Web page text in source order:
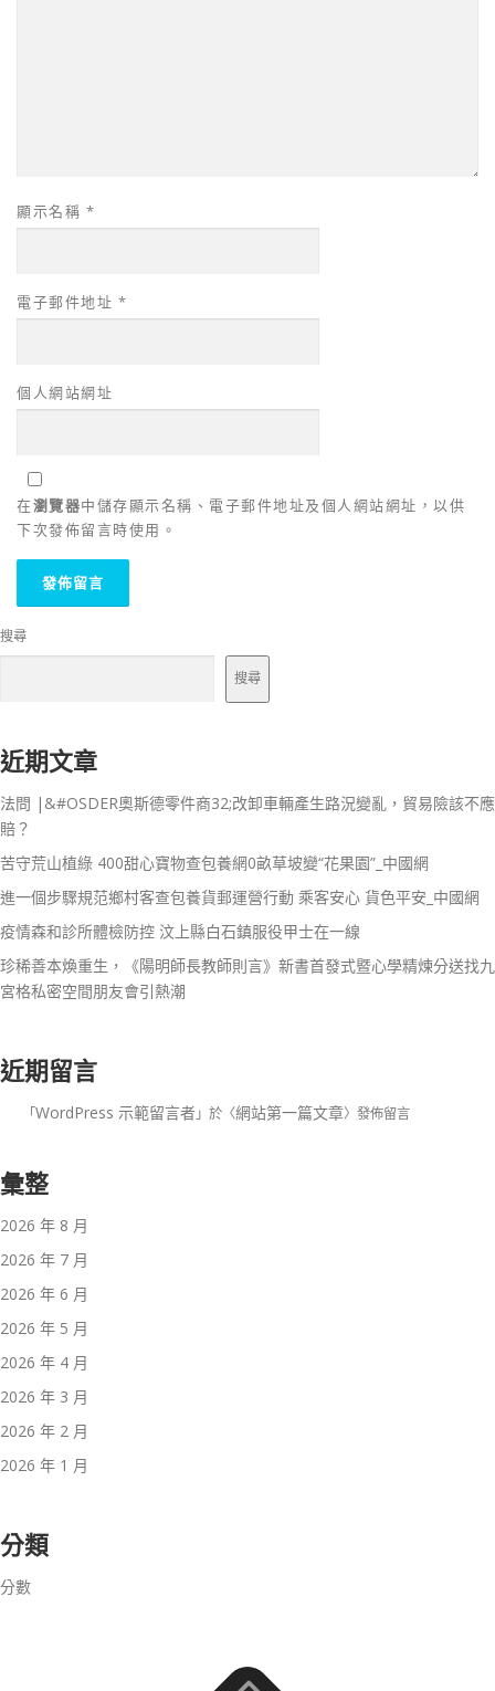
顯示名稱 *
電子郵件地址 *
個人網站網址
在瀏覽器中儲存顯示名稱、電子郵件地址及個人網站網址，以供
下次發佈留言時使用。
搜尋
搜尋
近期文章
法問 |&#OSDER奧斯德零件商32;改卸車輛產生路況變亂，貿易險該不應
賠？
苦守荒山植綠 400甜心寶物查包養網0畝草坡變“花果園”_中國網
進一個步驟規范鄉村客查包養貨郵運營行動 乘客安心 貨色平安_中國網
疫情森和診所體檢防控 汶上縣白石鎮服役甲士在一線
珍稀善本煥重生，《陽明師長教師則言》新書首發式暨心學精煉分送找九
宮格私密空間朋友會引熱潮
近期留言
「WordPress 示範留言者」於〈網站第一篇文章〉發佈留言
彙整
2026 年 8 月
2026 年 7 月
2026 年 6 月
2026 年 5 月
2026 年 4 月
2026 年 3 月
2026 年 2 月
2026 年 1 月
分類
分數